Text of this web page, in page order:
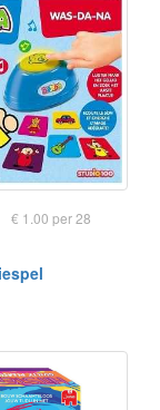
€ 1.00 per 28